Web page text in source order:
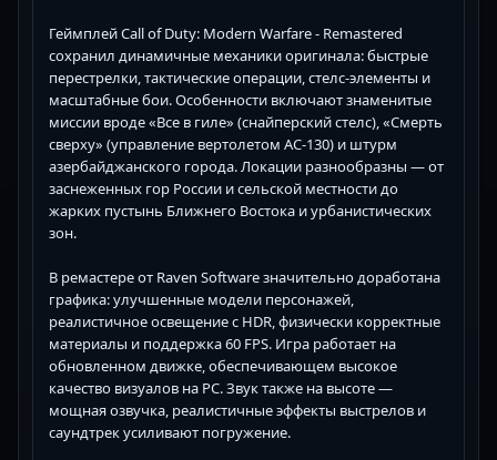
Геймплей Call of Duty: Modern Warfare - Remastered
сохранил динамичные механики оригинала: быстрые
перестрелки, тактические операции, стелс-элементы и
масштабные бои. Особенности включают знаменитые
миссии вроде «Все в гиле» (снайперский стелс), «Смерть
сверху» (управление вертолетом AC-130) и штурм
азербайджанского города. Локации разнообразны — от
заснеженных гор России и сельской местности до
жарких пустынь Ближнего Востока и урбанистических
зон.
В ремастере от Raven Software значительно доработана
графика: улучшенные модели персонажей,
реалистичное освещение с HDR, физически корректные
материалы и поддержка 60 FPS. Игра работает на
обновленном движке, обеспечивающем высокое
качество визуалов на PC. Звук также на высоте —
мощная озвучка, реалистичные эффекты выстрелов и
саундтрек усиливают погружение.